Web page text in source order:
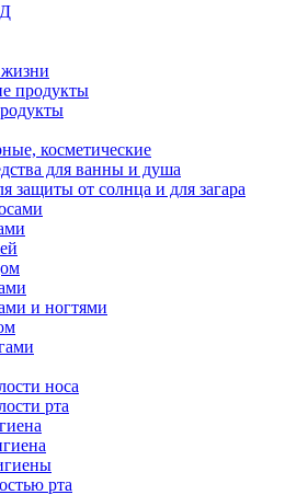
продукты
косметические
для ванны и душа
защиты от солнца и для загара
и ногтями
носа
рта
рта